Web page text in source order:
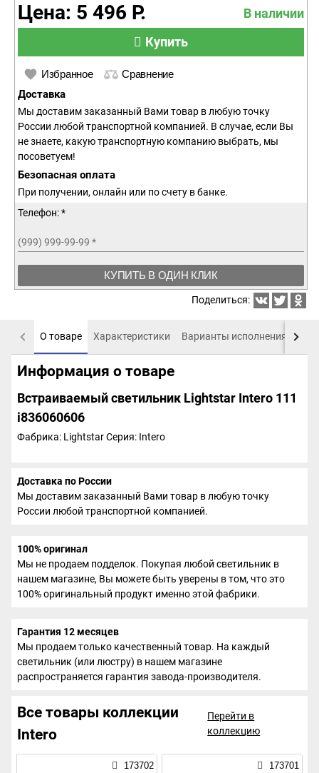
Цена: 5 496 Р.
В наличии
Купить
Избранное Сравнение
Доставка
Мы доставим заказанный Вами товар в любую точку
России любой транспортной компанией. В случае, если Вы
не знаете, какую транспортную компанию выбрать, мы
посоветуем!
Безопасная оплата
При получении, онлайн или по счету в банке.
Телефон: *
(999) 999-99-99 *
КУПИТЬ В ОДИН КЛИК
Поделиться:
О товаре Характеристики Варианты исполнения
Информация о товаре
Встраиваемый светильник Lightstar Intero 111
i836060606
Фабрика: LightstarСерия: Intero
Доставка по России
Мы доставим заказанный Вами товар в любую точку
России любой транспортной компанией.
100% оригинал
Мы не продаем подделок. Покупая любой светильник в
нашем магазине, Вы можете быть уверены в том, что это
100% оригинальный продукт именно этой фабрики.
Гарантия 12 месяцев
Мы продаем только качественный товар. На каждый
светильник (или люстру) в нашем магазине
распространяется гарантия завода-производителя.
Все товары коллекции
Intero
Перейти в
коллекцию
173702 173701